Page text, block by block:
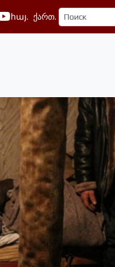
հայ. ქართ.